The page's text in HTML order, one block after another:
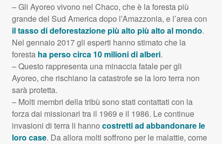
– Gli Ayoreo vivono nel Chaco, che è la foresta più
grande del Sud America dopo l’Amazzonia, e l’area con
il tasso di deforestazione più alto più alto al mondo.
Nel gennaio 2017 gli esperti hanno stimato che la
foresta ha perso circa 10 milioni di alberi.
– Questo rappresenta una minaccia fatale per gli
Ayoreo, che rischiano la catastrofe se la loro terra non
sarà protetta.
– Molti membri della tribù sono stati contattati con la
forza dai missionari tra il 1969 e il 1986. Le continue
invasioni di terra li hanno costretti ad abbandonare le
loro case. Da allora molti soffrono per le malattie, come